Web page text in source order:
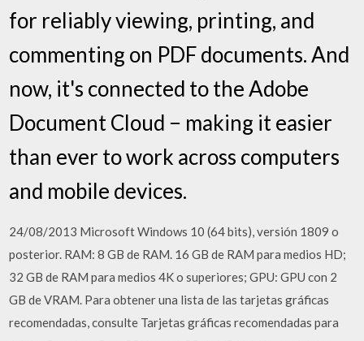
for reliably viewing, printing, and
commenting on PDF documents. And
now, it's connected to the Adobe
Document Cloud − making it easier
than ever to work across computers
and mobile devices.
24/08/2013 Microsoft Windows 10 (64 bits), versión 1809 o
posterior. RAM: 8 GB de RAM. 16 GB de RAM para medios HD;
32 GB de RAM para medios 4K o superiores; GPU: GPU con 2
GB de VRAM. Para obtener una lista de las tarjetas gráficas
recomendadas, consulte Tarjetas gráficas recomendadas para